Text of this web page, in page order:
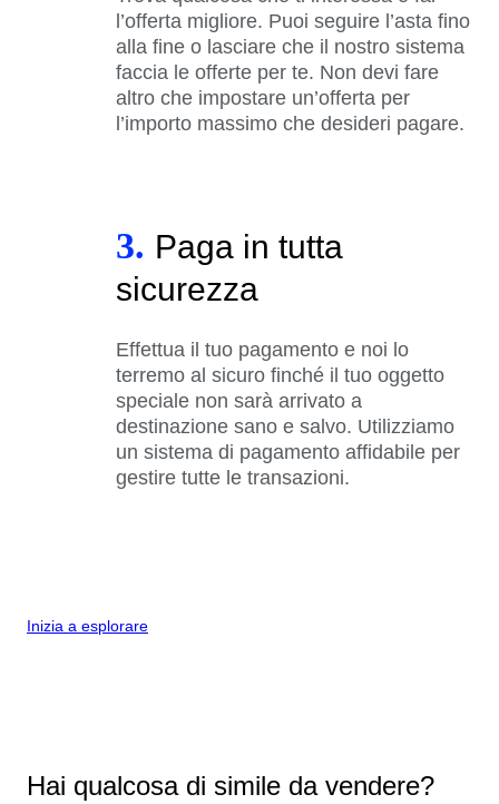
l’offerta migliore. Puoi seguire l’asta fino
alla fine o lasciare che il nostro sistema
faccia le offerte per te. Non devi fare
altro che impostare un’offerta per
l’importo massimo che desideri pagare.
3. Paga in tutta
sicurezza
Effettua il tuo pagamento e noi lo
terremo al sicuro finché il tuo oggetto
speciale non sarà arrivato a
destinazione sano e salvo. Utilizziamo
un sistema di pagamento affidabile per
gestire tutte le transazioni.
Inizia a esplorare
Hai qualcosa di simile da vendere?